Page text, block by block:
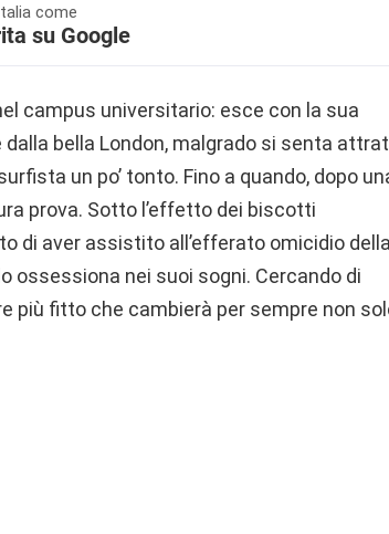
come
su Google
campus universitario: esce con la sua
bella London, malgrado si senta
un po’ tonto. Fino a quando, dopo
prova. Sotto l’effetto dei biscotti
di aver assistito all’efferato omicidio della
ossessiona nei suoi sogni. Cercando di
più fitto che cambierà per sempre non